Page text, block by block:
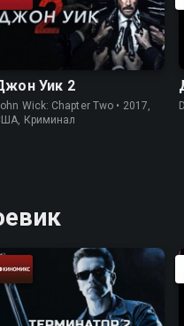
Уик 2
Wick: Chapter Two • 2017,
Криминал